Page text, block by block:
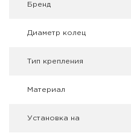
Брeнд
Диаметр колец
Тип крепления
Материал
Установка на